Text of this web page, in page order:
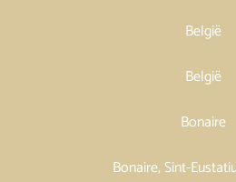
België
België
Bonaire
Bonaire, Sint-